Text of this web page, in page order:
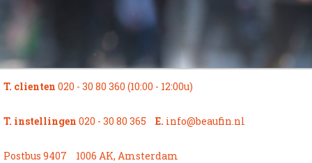
T. clienten 020 - 30 80 360 (10:00 - 12:00u)
T. instellingen 020 - 30 80 365 E. info@beaufin.nl
Postbus 9407 1006 AK, Amsterdam